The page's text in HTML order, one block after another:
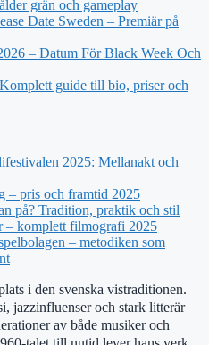
grän och gameplay
Date Sweden – Premiär på
– Datum För Black Week Och
guide till bio, priser och
2025: Mellanakt och
– pris och framtid 2025
på? Tradition, praktik och stil
– komplett filmografi 2025
– metodiken som
i den svenska vistraditionen.
jazzinfluenser och stark litterär
av både musiker och